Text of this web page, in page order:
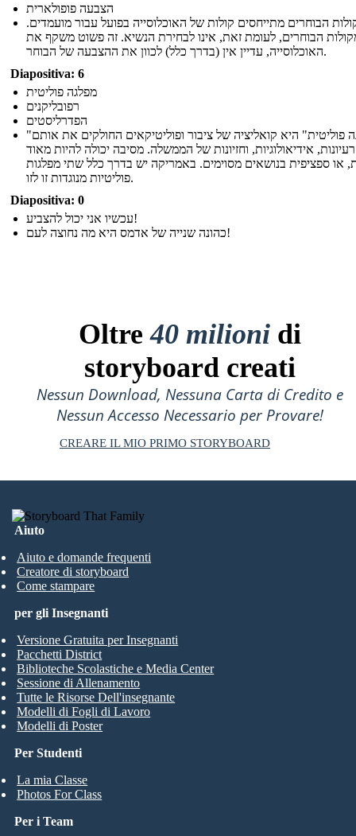
הצבעה פופולארית
הבוחרים מתייחסים קולות של האוכלוסייה בפועל עבור מועמדים.
הבוחרים, לעומת זאת, אינו לבחירת הנשיא. זה פשוט משקף את
האוכלוסייה, עדיין אין (בדרך כלל) לכוון את ההצבעה של הבוחר.
Diapositiva: 6
מפלגה פוליטית
רפובליקנים
הפדרליסטים
"מפלגה פוליטית" היא קואליציה של ציבור ופוליטיקאים החולקים את אותם
רעיונות, אידיאולוגיות, וחזיונות של הממשלה. מסיבה יכולה להיות מאוד
או ספציפית בנושאים מסוימים. באמריקה יש בדרך כלל שתי מפלגות
פוליטיות מנוגדות זו לזו.
Diapositiva: 0
עכשיו אני יכול להצביע!
כהונה שנייה של אדמס היא מה נחוצה לעם!
Oltre40 milioni di
storyboard creati
Nessun Download, Nessuna Carta di Credito e
Nessun Accesso Necessario per Provare!
CREARE IL MIO PRIMO STORYBOARD
Aiuto
Aiuto e domande frequenti
Creatore di storyboard
Come stampare
Per Studenti
La mia Classe
Photos For Class
per gli Insegnanti
Versione Gratuita per Insegnanti
Pacchetti District
Biblioteche Scolastiche e Media Center
Sessione di Allenamento
Tutte le Risorse Dell'insegnante
Modelli di Fogli di Lavoro
Modelli di Poster
Per i Team